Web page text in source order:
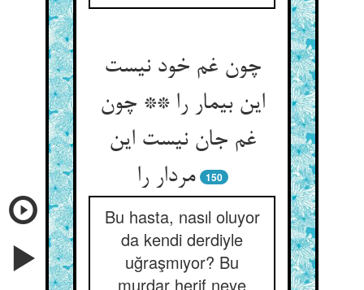
چون غم خود نیست
این بیمار را ** چون
غم جان نیست این
مردار را
150
Bu hasta, nasıl oluyor
da kendi derdiyle
uğraşmıyor? Bu
murdar herif neye